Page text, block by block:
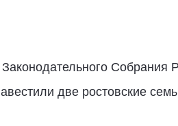
две ростовские